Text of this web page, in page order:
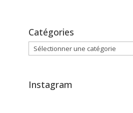
Catégories
Catégories
Instagram